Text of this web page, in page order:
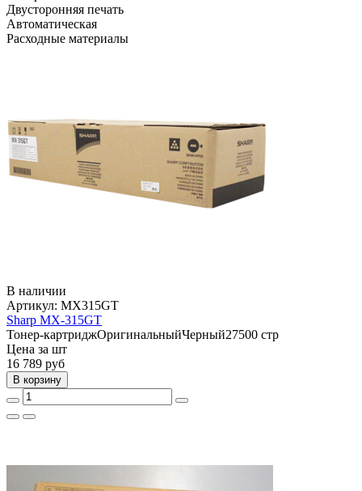
Двусторонняя печать
Автоматическая
Расходные материалы
В наличии
Артикул: MX315GT
Sharp MX-315GT
Тонер-картриджОригинальныйЧерный27500 стр
Цена за шт
16 789 руб
В корзину